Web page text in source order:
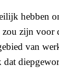
hebben
zijn voor
van